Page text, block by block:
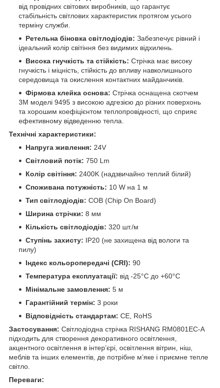
від провідних світових виробників, що гарантує
стабільність світлових характеристик протягом усього
терміну служби.
Ретельна біновка світлодіодів: Забезпечує рівний і
ідеальний колір світіння без видимих відхилень.
Висока гнучкість та стійкість: Стрічка має високу
гнучкість і міцність, стійкість до впливу навколишнього
середовища та окислення контактних майданчиків.
Фірмова клейка основа: Стрічка оснащена скотчем
3M моделі 9495 з високою адгезією до різних поверхонь
та хорошим коефіцієнтом теплопровідності, що сприяє
ефективному відведенню тепла.
Технічні характеристики:
Напруга живлення: 24V
Світловий потік: 750 Lm
Колір світіння: 2400K (надзвичайно теплий білий)
Споживана потужність: 10 W на 1 м
Тип світлодіодів: COB (Chip On Board)
Ширина стрічки: 8 мм
Кількість світлодіодів: 320 шт./м
Ступінь захисту: IP20 (не захищена від вологи та
пилу)
Індекс кольоропередачі (CRI): 90
Температура експлуатації: від -25°C до +60°C
Мінімальне замовлення: 5 м
Гарантійний термін: 3 роки
Відповідність стандартам: CE, RoHS
Застосування: Світлодіодна стрічка RISHANG RM0801EC-A
підходить для створення декоративного освітлення,
акцентного освітлення в інтер’єрі, освітлення вітрин, ніш,
меблів та інших елементів, де потрібне м’яке і приємне тепле
світло.
Переваги: